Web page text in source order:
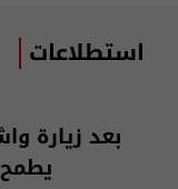
استطلاعات
بعد زيارة